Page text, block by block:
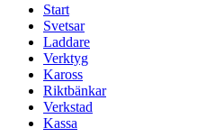
Start
Svetsar
Laddare
Verktyg
Kaross
Riktbänkar
Verkstad
Kassa